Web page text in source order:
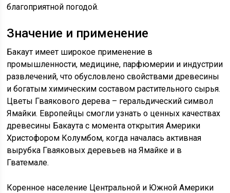
благоприятной погодой.
Значение и применение
Бакаут имеет широкое применение в
промышленности, медицине, парфюмерии и индустрии
развлечений, что обусловлено свойствами древесины
и богатым химическим составом растительного сырья.
Цветы Гваякового дерева – геральдический символ
Ямайки. Европейцы смогли узнать о ценных качествах
древесины Бакаута с момента открытия Америки
Христофором Колумбом, когда началась активная
вырубка Гваяковых деревьев на Ямайке и в
Гватемале.
Коренное население Центральной и Южной Америки